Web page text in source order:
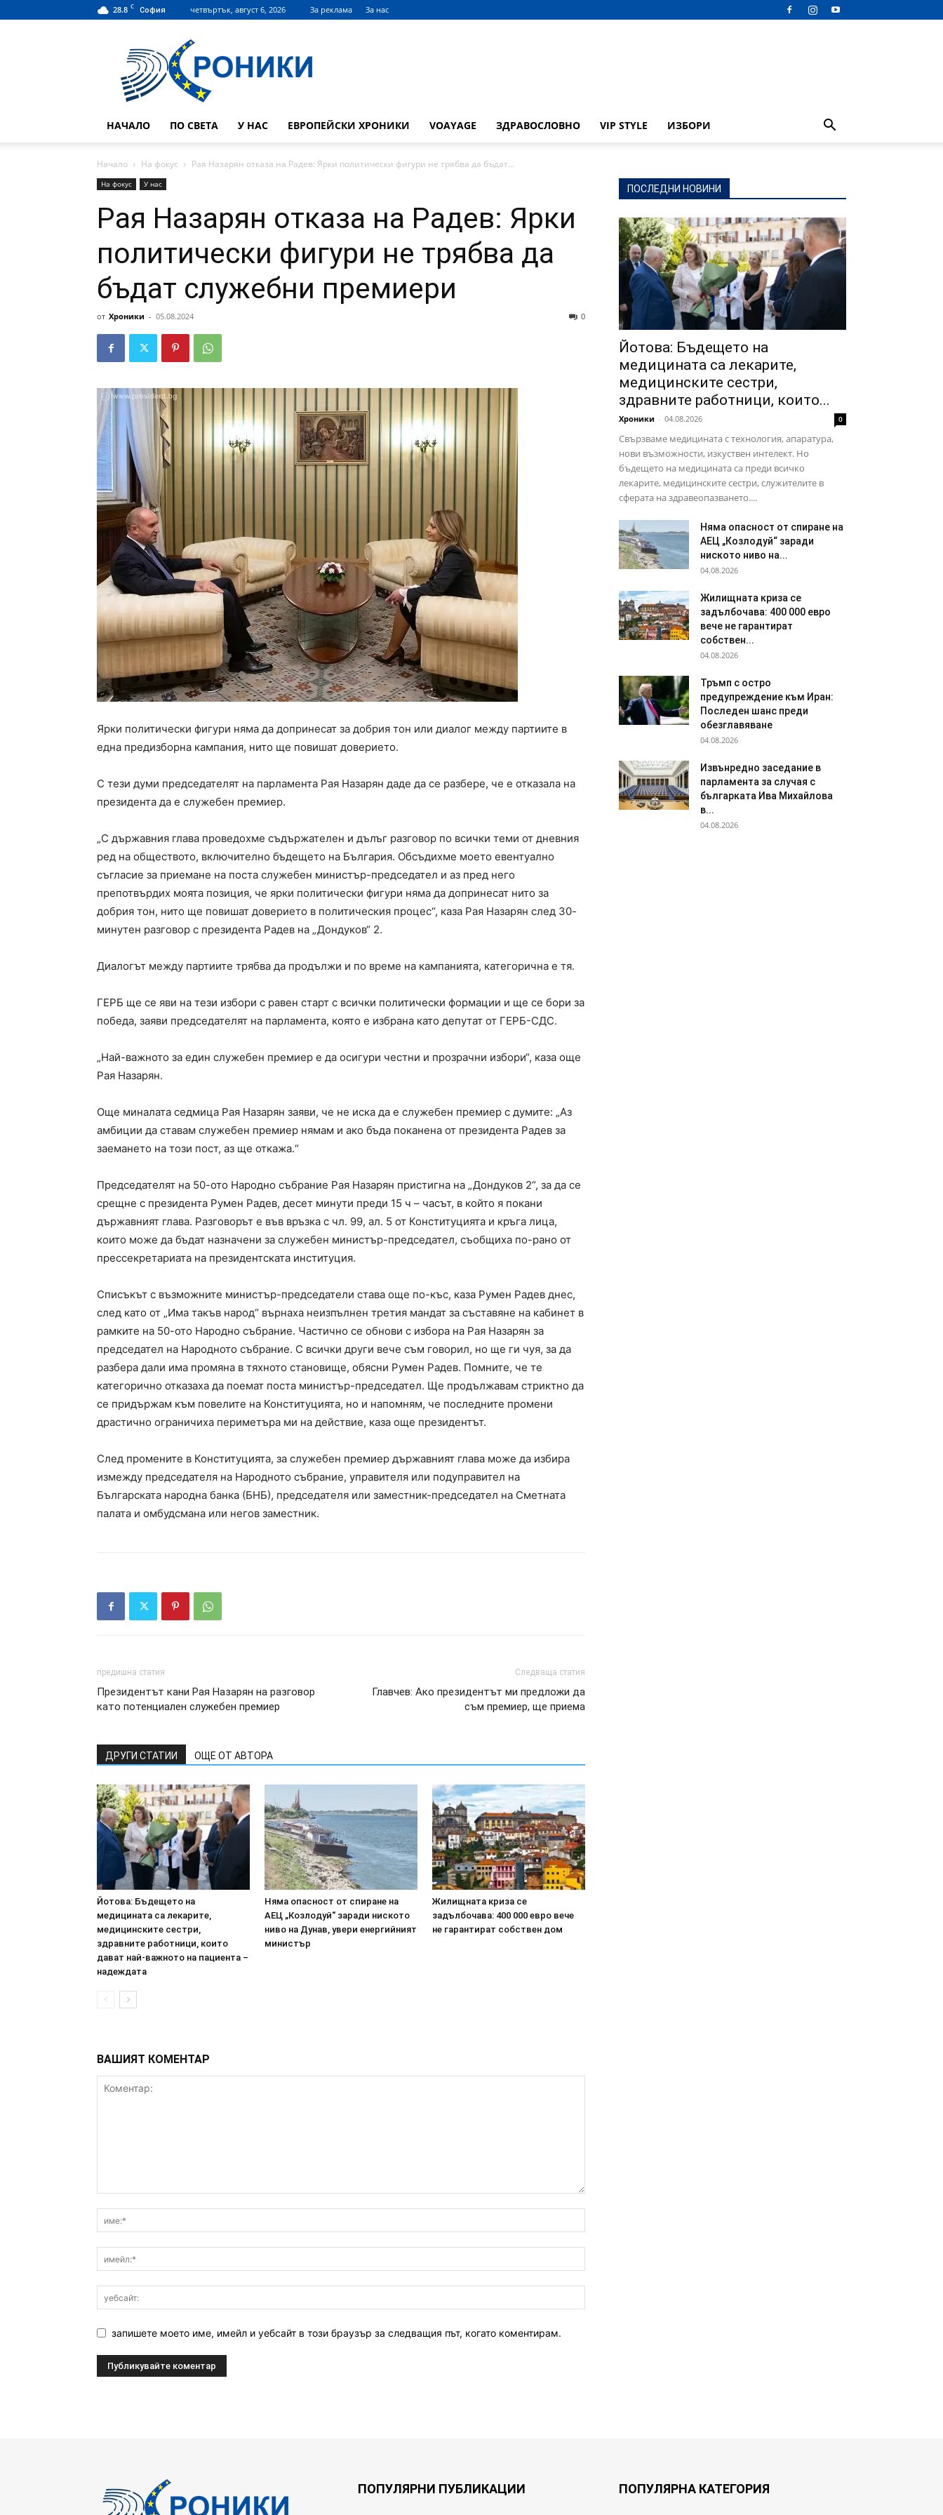
28.8 C София четвъртък, август 6, 2026 За реклама За нас
НАЧАЛО ПО СВЕТА У НАС ЕВРОПЕЙСКИ ХРОНИКИ VOAYAGE ЗДРАВОСЛОВНО VIP STYLE ИЗБОРИ
Начало На фокус Рая Назарян отказа на Радев: Ярки политически фигури не трябва да бъдат...
На фокус У нас
Рая Назарян отказа на Радев: Ярки
политически фигури не трябва да
бъдат служебни премиери
от Хроники - 05.08.2024 0
Ярки политически фигури няма да допринесат за добрия тон или диалог между партиите в
една предизборна кампания, нито ще повишат доверието.
С тези думи председателят на парламента Рая Назарян даде да се разбере, че е отказала на
президента да е служебен премиер.
„С държавния глава проведохме съдържателен и дълъг разговор по всички теми от дневния
ред на обществото, включително бъдещето на България. Обсъдихме моето евентуално
съгласие за приемане на поста служебен министър-председател и аз пред него
препотвърдих моята позиция, че ярки политически фигури няма да допринесат нито за
добрия тон, нито ще повишат доверието в политическия процес“, каза Рая Назарян след 30-
минутен разговор с президента Радев на „Дондуков“ 2.
Диалогът между партиите трябва да продължи и по време на кампанията, категорична е тя.
ГЕРБ ще се яви на тези избори с равен старт с всички политически формации и ще се бори за
победа, заяви председателят на парламента, която е избрана като депутат от ГЕРБ-СДС.
„Най-важното за един служебен премиер е да осигури честни и прозрачни избори“, каза още
Рая Назарян.
Още миналата седмица Рая Назарян заяви, че не иска да е служебен премиер с думите: „Аз
амбиции да ставам служебен премиер нямам и ако бъда поканена от президента Радев за
заемането на този пост, аз ще откажа.“
Председателят на 50-ото Народно събрание Рая Назарян пристигна на „Дондуков 2“, за да се
срещне с президента Румен Радев, десет минути преди 15 ч – часът, в който я покани
държавният глава. Разговорът е във връзка с чл. 99, ал. 5 от Конституцията и кръга лица,
които може да бъдат назначени за служебен министър-председател, съобщиха по-рано от
прессекретариата на президентската институция.
Списъкът с възможните министър-председатели става още по-къс, каза Румен Радев днес,
след като от „Има такъв народ“ върнаха неизпълнен третия мандат за съставяне на кабинет в
рамките на 50-ото Народно събрание. Частично се обнови с избора на Рая Назарян за
председател на Народното събрание. С всички други вече съм говорил, но ще ги чуя, за да
разбера дали има промяна в тяхното становище, обясни Румен Радев. Помните, че те
категорично отказаха да поемат поста министър-председател. Ще продължавам стриктно да
се придържам към повелите на Конституцията, но и напомням, че последните промени
драстично ограничиха периметъра ми на действие, каза още президентът.
След промените в Конституцията, за служебен премиер държавният глава може да избира
измежду председателя на Народното събрание, управителя или подуправител на
Българската народна банка (БНБ), председателя или заместник-председател на Сметната
палата и омбудсмана или негов заместник.
предишна статия
Президентът кани Рая Назарян на разговор
като потенциален служебен премиер
Следваща статия
Главчев: Ако президентът ми предложи да
съм премиер, ще приема
ДРУГИ СТАТИИ ОЩЕ ОТ АВТОРА
Йотова: Бъдещето на
медицината са лекарите,
медицинските сестри,
здравните работници, които
дават най-важното на пациента –
надеждата
Няма опасност от спиране на
АЕЦ „Козлодуй“ заради ниското
ниво на Дунав, увери енергийният
министър
Жилищната криза се
задълбочава: 400 000 евро вече
не гарантират собствен дом
ВАШИЯТ КОМЕНТАР
запишете моето име, имейл и уебсайт в този браузър за следващия път, когато коментирам.
ПОСЛЕДНИ НОВИНИ
Йотова: Бъдещето на
медицината са лекарите,
медицинските сестри,
здравните работници, които...
Хроники - 04.08.2026 0
Свързваме медицината с технология, апаратура,
нови възможности, изкуствен интелект. Но
бъдещето на медицината са преди всичко
лекарите, медицинските сестри, служителите в
сферата на здравеопазването....
Няма опасност от спиране на
АЕЦ „Козлодуй“ заради
ниското ниво на...
04.08.2026
Жилищната криза се
задълбочава: 400 000 евро
вече не гарантират
собствен...
04.08.2026
Тръмп с остро
предупреждение към Иран:
Последен шанс преди
обезглавяване
04.08.2026
Извънредно заседание в
парламента за случая с
българката Ива Михайлова
в...
04.08.2026
ПОПУЛЯРНИ ПУБЛИКАЦИИ ПОПУЛЯРНА КАТЕГОРИЯ